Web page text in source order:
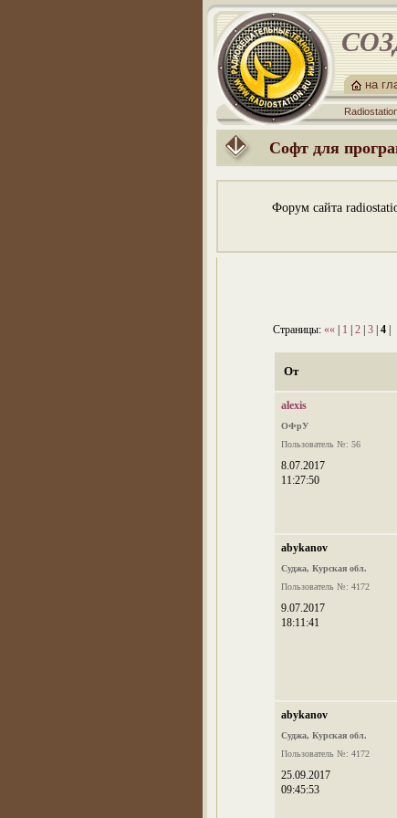
на
Софт для
Форум сайта
Страницы: «« 1 2 3 4
От
alexis
ОФрУ
Пользователь №: 56
8.07.2017
11:27:50
abykanov
Суджа, Курская обл.
Пользователь №: 4172
9.07.2017
18:11:41
abykanov
Суджа, Курская обл.
Пользователь №: 4172
25.09.2017
09:45:53